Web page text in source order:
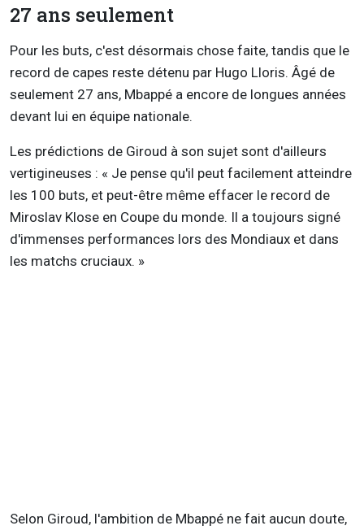
27 ans seulement
Pour les buts, c'est désormais chose faite, tandis que le
record de capes reste détenu par Hugo Lloris. Âgé de
seulement 27 ans, Mbappé a encore de longues années
devant lui en équipe nationale.
Les prédictions de Giroud à son sujet sont d'ailleurs
vertigineuses : « Je pense qu'il peut facilement atteindre
les 100 buts, et peut-être même effacer le record de
Miroslav Klose en Coupe du monde. Il a toujours signé
d'immenses performances lors des Mondiaux et dans
les matchs cruciaux. »
Selon Giroud, l'ambition de Mbappé ne fait aucun doute,